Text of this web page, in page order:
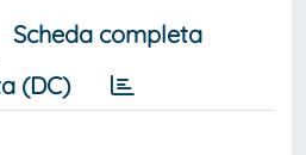
Scheda completa
(DC)